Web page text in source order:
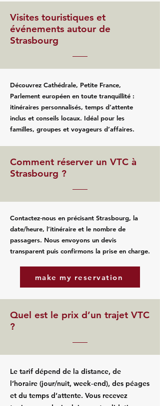
Visites touristiques et
événements autour de
Strasbourg
Découvrez Cathédrale, Petite France,
Parlement européen en toute tranquillité :
itinéraires personnalisés, temps d’attente
inclus et conseils locaux. Idéal pour les
familles, groupes et voyageurs d’affaires.
Comment réserver un VTC à
Strasbourg ?
Contactez‑nous en précisant Strasbourg, la
date/heure, l’itinéraire et le nombre de
passagers. Nous envoyons un devis
transparent puis confirmons la prise en charge.
make my reservation
Quel est le prix d’un trajet VTC
?
Le tarif dépend de la distance, de
l’horaire (jour/nuit, week‑end), des péages
et du temps d’attente. Vous recevez